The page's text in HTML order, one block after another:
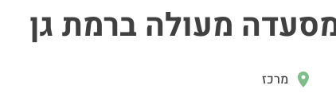
מעולה ברמת גן
מרכז